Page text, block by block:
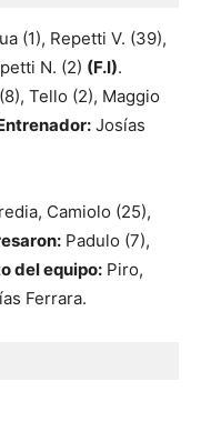
(1), Repetti V. (39),
N. (2) (F.I).
Tello (2), Maggio
Josías
Camiolo (25),
Padulo (7),
del equipo: Piro,
Ferrara.